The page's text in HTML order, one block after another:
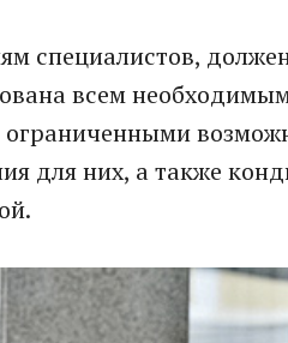
специалистов,
всем
для них, а также